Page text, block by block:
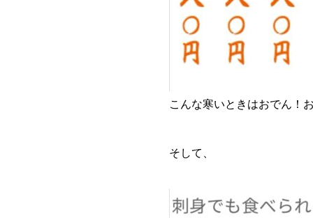
こんな寒いときはおでん！
そして、